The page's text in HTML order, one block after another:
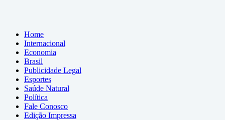
Home
Internacional
Economia
Brasil
Publicidade Legal
Esportes
Saúde Natural
Política
Fale Conosco
Edição Impressa